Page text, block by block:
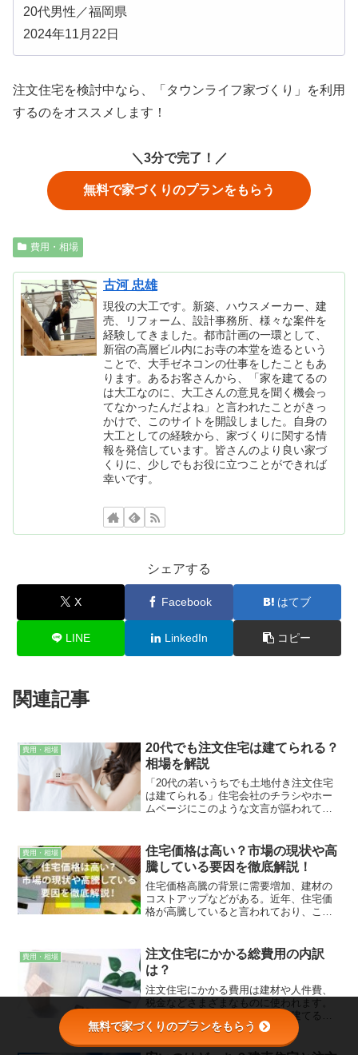
20代男性／福岡県
2024年11月22日
注文住宅を検討中なら、「タウンライフ家づくり」を利用
するのをオススメします！
＼3分で完了！／
無料で家づくりのプランをもらう
費用・相場
古河 忠雄
現役の大工です。新築、ハウスメーカー、建
売、リフォーム、設計事務所、様々な案件を
経験してきました。都市計画の一環として、
新宿の高層ビル内にお寺の本堂を造るという
ことで、大手ゼネコンの仕事をしたこともあ
ります。あるお客さんから、「家を建てるの
は大工なのに、大工さんの意見を聞く機会っ
てなかったんだよね」と言われたことがきっ
かけで、このサイトを開設しました。自身の
大工としての経験から、家づくりに関する情
報を発信しています。皆さんのより良い家づ
くりに、少しでもお役に立つことができれば
幸いです。
シェアする
X Facebook はてブ
LINE LinkedIn コピー
関連記事
費用・相場
20代でも注文住宅は建てられる？
相場を解説
「20代の若いうちでも土地付き注文住宅
は建てられる」住宅会社のチラシやホー
ムページにこのような文言が謳われてい
が、実は十分実現可能な内容です。
費用・相場
住宅価格は高い？市場の現状や高
騰している要因を徹底解説！
住宅価格高騰の背景に需要増加、建材の
コストアップなどがある。近年、住宅価
格が高騰していると言われており、これ
はいえ住宅市場の具体的な現状や価格が
高騰している理由がわからない方も多い
のではないでしょうか。
費用・相場
注文住宅にかかる総費用の内訳
は？
注文住宅にかかる費用は建材や人件費、
税金などさまざまなものに使われます。
自分のお金が何に使われ、家を建てるた
めに役立つのか？内訳をしっかりと理解
しておくことが大切です。注文住宅にか
無料で家づくりのプランをもらう